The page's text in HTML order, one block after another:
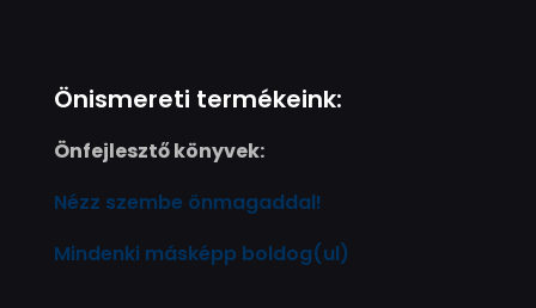
Önismereti termékeink:
Önfejlesztő könyvek:
Nézz szembe önmagaddal!
Mindenki másképp boldog(ul)